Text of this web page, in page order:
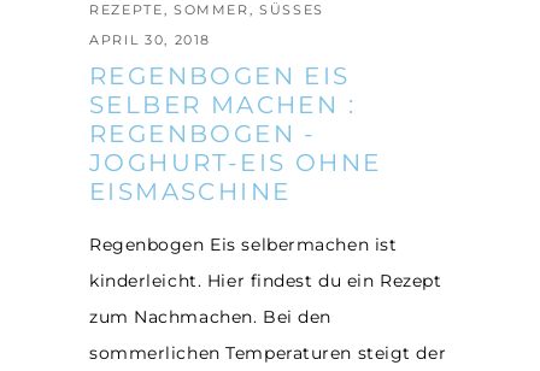
REZEPTE, SOMMER,SÜSSES
APRIL 30, 2018
REGENBOGEN EIS
SELBER MACHEN :
REGENBOGEN -
JOGHURT-EIS OHNE
EISMASCHINE
Regenbogen Eis selbermachen ist
kinderleicht. Hier findest du ein Rezept
zum Nachmachen. Bei den
sommerlichen Temperaturen steigt der